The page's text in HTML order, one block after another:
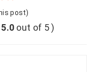
post)
5.0 out of 5 )